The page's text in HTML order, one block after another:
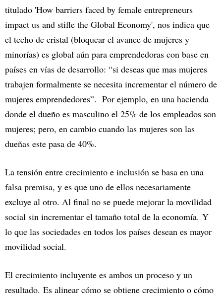
titulado 'How barriers faced by female entrepreneurs
impact us and stifle the Global Economy', nos indica que
el techo de cristal (bloquear el avance de mujeres y
minorías) es global aún para emprendedoras con base en
países en vías de desarrollo: “si deseas que mas mujeres
trabajen formalmente se necesita incrementar el número de
mujeres emprendedores”. Por ejemplo, en una hacienda
donde el dueño es masculino el 25% de los empleados son
mujeres; pero, en cambio cuando las mujeres son las
dueñas este pasa de 40%.
La tensión entre crecimiento e inclusión se basa en una
falsa premisa, y es que uno de ellos necesariamente
excluye al otro. Al final no se puede mejorar la movilidad
social sin incrementar el tamaño total de la economía. Y
lo que las sociedades en todos los países desean es mayor
movilidad social.
El crecimiento incluyente es ambos un proceso y un
resultado. Es alinear cómo se obtiene crecimiento o cómo